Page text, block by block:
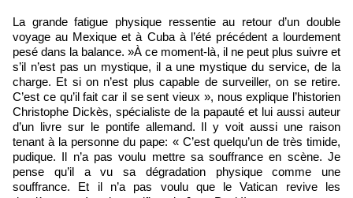
La grande fatigue physique ressentie au retour d’un double
voyage au Mexique et à Cuba à l’été précédent a lourdement
pesé dans la balance. »À ce moment-là, il ne peut plus suivre et
s’il n’est pas un mystique, il a une mystique du service, de la
charge. Et si on n’est plus capable de surveiller, on se retire.
C’est ce qu’il fait car il se sent vieux », nous explique l’historien
Christophe Dickès, spécialiste de la papauté et lui aussi auteur
d’un livre sur le pontife allemand. Il y voit aussi une raison
tenant à la personne du pape: « C’est quelqu’un de très timide,
pudique. Il n’a pas voulu mettre sa souffrance en scène. Je
pense qu’il a vu sa dégradation physique comme une
souffrance. Et il n’a pas voulu que le Vatican revive les